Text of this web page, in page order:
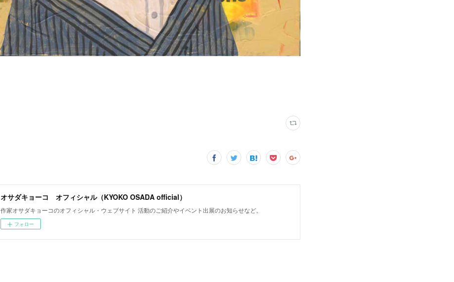
オサダキョーコ オフィシャル（KYOKO OSADA official）
作家オサダキョーコのオフィシャル・ウェブサイト 活動のご紹介やイベント出展のお知らせなど。
フォロー